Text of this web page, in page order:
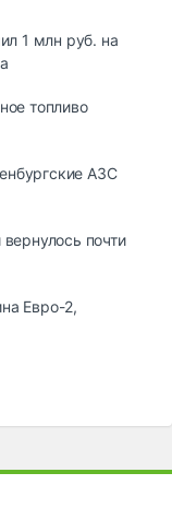
1 млн руб. на
топливо
АЗС
почти
Евро-2,